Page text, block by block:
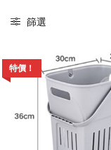
篩選
特價！